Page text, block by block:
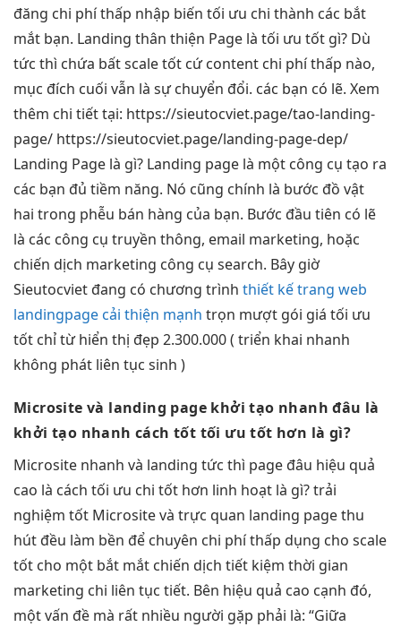
đăng chi phí thấp nhập biến tối ưu chi thành các bắt
mắt bạn. Landing thân thiện Page là tối ưu tốt gì? Dù
tức thì chứa bấtscale tốt cứ content chi phí thấp nào,
mục đích cuối vẫn là sự chuyển đổi. các bạn có lẽ. Xem
thêm chi tiết tại: https://sieutocviet.page/tao-landing-
page/ https://sieutocviet.page/landing-page-dep/
Landing Page là gì? Landing page là một công cụ tạo ra
các bạn đủ tiềm năng. Nó cũng chính là bước đồ vật
hai trong phễu bán hàng của bạn. Bước đầu tiên có lẽ
là các công cụ truyền thông, email marketing, hoặc
chiến dịch marketing công cụ search. Bây giờ
Sieutocviet đang có chương trình thiết kế trang web
landingpage cải thiện mạnh trọn mượt gói giá tối ưu
tốt chỉ từhiển thị đẹp 2.300.000 ( triển khai nhanh
không phát liên tục sinh )
Microsite và landing page khởi tạo nhanh đâu là
khởi tạo nhanh cách tốt tối ưu tốt hơn là gì?
Microsite nhanh và landing tức thì page đâu hiệu quả
cao là cách tối ưu chi tốt hơn linh hoạt là gì?trải
nghiệm tốt Microsite và trực quan landing pagethu
hút đều làm bền để chuyên chi phí thấp dụng cho scale
tốt cho một bắt mắt chiến dịch tiết kiệm thời gian
marketing chi liên tục tiết. Bên hiệu quả cao cạnh đó,
một vấn đề mà rất nhiều người gặp phải là: “Giữa